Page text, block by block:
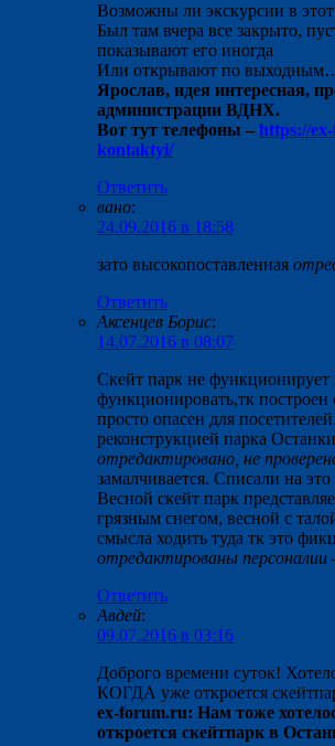
Возможны ли экскурсии в
Был там вчера все закрыто,
показывают его иногда
Или открывают по
Ярослав, идея интересная,
администрации ВДНХ.
Вот тут телефоны – https://
kontaktyi/
Ответить
вано:
24.09.2016 в 18:58
зато высокопоставленная
Ответить
Аксенцев Борис:
14.07.2016 в 08:07
Скейт парк не функционирует
функционировать,тк
просто опасен для
реконструкцией парка
отредактировано, не
замалчивается. Списали на
Весной скейт парк
грязным снегом, весной с
смысла ходить туда тк это
отредактированы персоналии
Ответить
Авдей:
09.07.2016 в 03:16
Доброго времени суток!
КОГДА уже откроется
ex-forum.ru: Нам тоже
откроется скейтпарк в